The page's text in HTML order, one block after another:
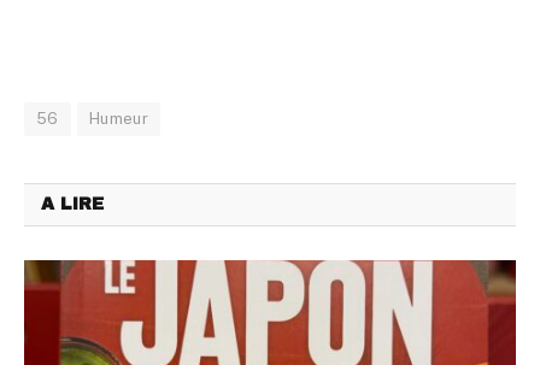
56 Humeur
A LIRE